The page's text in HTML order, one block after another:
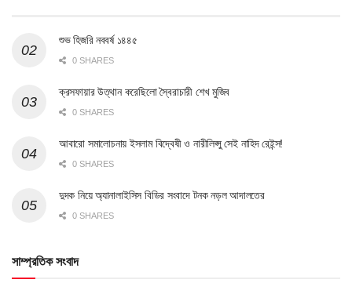
শুভ হিজরি নববর্ষ ১৪৪৫
0 SHARES
ক্রসফায়ার উত্থান করেছিলো স্বৈরাচারী শেখ মুজিব
0 SHARES
আবারো সমালোচনায় ইসলাম বিদ্বেষী ও নারীলিপ্সু সেই নাহিদ রেইন্স!
0 SHARES
দুদক নিয়ে অ্যানালাইসিস বিডির সংবাদে টনক নড়ল আদালতের
0 SHARES
সাম্প্রতিক সংবাদ